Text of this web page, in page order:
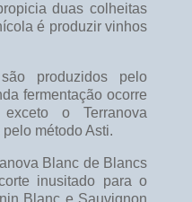
duas colheitas
é produzir vinhos
produzidos pelo
fermentação ocorre
o Terranova
método Asti.
Blanc de Blancs
inusitado para o
Blanc e Sauvignon